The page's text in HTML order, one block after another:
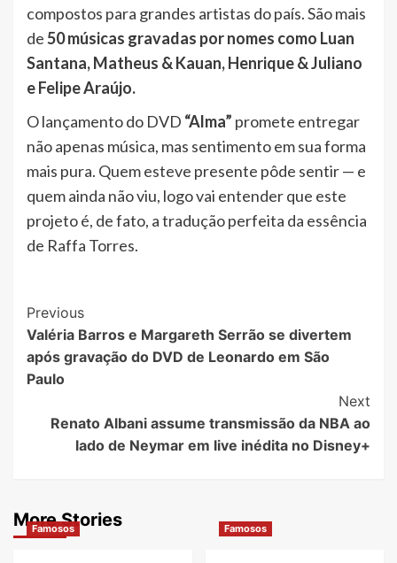
compostos para grandes artistas do país. São mais
de50 músicas gravadas por nomes como Luan
Santana, Matheus & Kauan, Henrique & Juliano
e Felipe Araújo.
O lançamento do DVD “Alma” promete entregar
não apenas música, mas sentimento em sua forma
mais pura. Quem esteve presente pôde sentir — e
quem ainda não viu, logo vai entender que este
projeto é, de fato, a tradução perfeita da essência
de Raffa Torres.
Post
Navigation
Previous
Valéria Barros e Margareth Serrão se divertem
após gravação do DVD de Leonardo em São
Paulo
Next
Renato Albani assume transmissão da NBA ao
lado de Neymar em live inédita no Disney+
More Stories
Famosos Famosos